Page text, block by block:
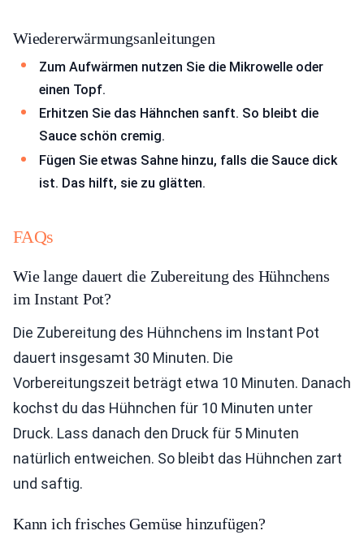
Wiedererwärmungsanleitungen
Zum Aufwärmen nutzen Sie die Mikrowelle oder
einen Topf.
Erhitzen Sie das Hähnchen sanft. So bleibt die
Sauce schön cremig.
Fügen Sie etwas Sahne hinzu, falls die Sauce dick
ist. Das hilft, sie zu glätten.
FAQs
Wie lange dauert die Zubereitung des Hühnchens
im Instant Pot?
Die Zubereitung des Hühnchens im Instant Pot
dauert insgesamt 30 Minuten. Die
Vorbereitungszeit beträgt etwa 10 Minuten. Danach
kochst du das Hühnchen für 10 Minuten unter
Druck. Lass danach den Druck für 5 Minuten
natürlich entweichen. So bleibt das Hühnchen zart
und saftig.
Kann ich frisches Gemüse hinzufügen?